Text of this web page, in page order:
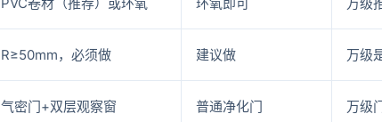
R≥50mm，必须做 建议做 万级
气密门+双层观察窗 普通净化门 万级